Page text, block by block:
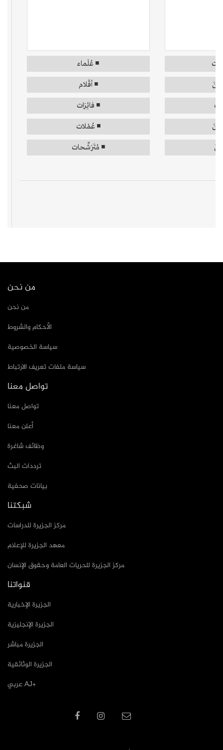
من نحن
من نحن
الأحكام والشروط
سياسة الخصوصية
سياسة ملفات تعريف الارتباط
تواصل معنا
تواصل معنا
أعلن معنا
وظائف شاغرة
ترددات البث
بيانات صحفية
شبكتنا
مركز الجزيرة للدراسات
معهد الجزيرة للإعلام
مركز الجزيرة للحريات العامة وحقوق الإنسان
قنواتنا
الجزيرة الإخبارية
الجزيرة الإنجليزية
الجزيرة مباشر
الجزيرة الوثائقية
عربي AJ+